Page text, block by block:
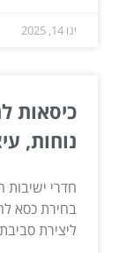
ינו 14, 2025
כיסאות
נוחות,
חדרי
בחירת כסא
ליצירת